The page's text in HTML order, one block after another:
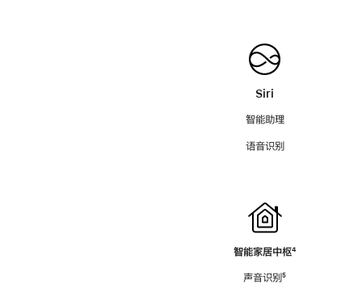
Siri
智能助理
语音识别
智能家居中枢脚
⁴
声音识别脚
⁵